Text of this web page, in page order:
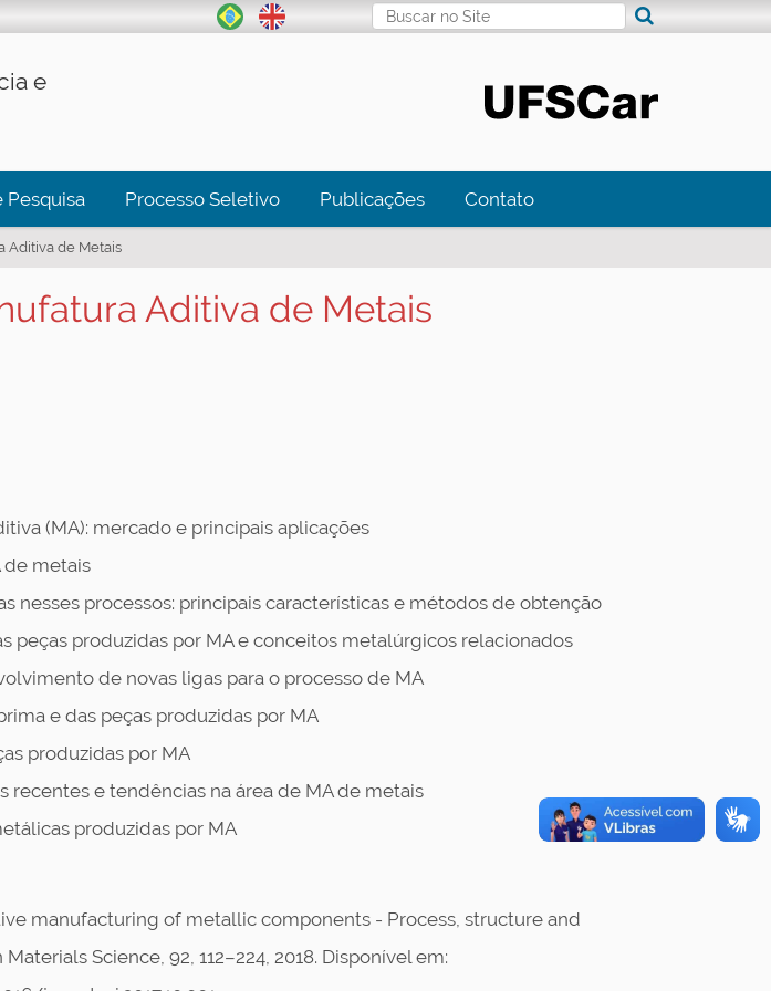
e
Busca
Pesquisa Processo Seletivo Publicações Contato
Aditiva de Metais
Aditiva de Metais
(MA): mercado e principais aplicações
de metais
nesses processos: principais características e métodos de obtenção
peças produzidas por MA e conceitos metalúrgicos relacionados
de novas ligas para o processo de MA
e das peças produzidas por MA
produzidas por MA
recentes e tendências na área de MA de metais
produzidas por MA
manufacturing of metallic components - Process, structure and
Science, 92, 112–224, 2018. Disponível em: